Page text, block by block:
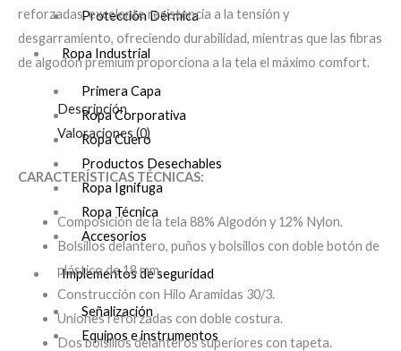
Protección Dérmica
Ropa Industrial
Primera Capa
Ropa Corporativa
Ropa Cuero
Productos Desechables
Ropa Ignifuga
Ropa Técnica
Accesorios
Implementos de seguridad
Señalización
Equipos e instrumentos
reforzadas, excelente resistencia a la tensión y
desgarramiento, ofreciendo durabilidad, mientras que las fibras
de algodón premium proporciona a la tela el máximo comfort.
Descripción
Valoraciones (0)
CARACTERÍSTICAS TÉCNICAS:
Composición de la tela 88% Algodón y 12% Nylon.
Bolsillos delantero, puños y bolsillos con doble botón de
plástico de 18 mm.
Construcción con Hilo Aramidas 30/3.
Uniones reforzadas con doble costura.
Dos bolsillos delanteros superiores con tapeta.